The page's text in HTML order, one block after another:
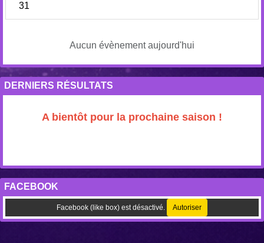
31
Aucun évènement aujourd'hui
DERNIERS RÉSULTATS
A bientôt pour la prochaine saison !
FACEBOOK
Facebook (like box) est désactivé. Autoriser